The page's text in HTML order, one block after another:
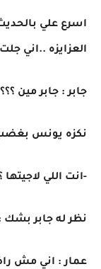
اسرع علي
العزايزه ..اني
جابر : جابر مين
نكزه يونس
-انت اللي
نظر له جابر
عمار : اني مش